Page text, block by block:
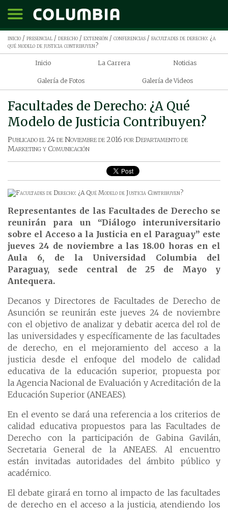
inicio / presencial / derecho / extensión / conferencias / facultades de derecho: ¿a
qué modelo de justicia contribuyen?
Inicio La Carrera Noticias
Galería de Fotos Galería de Videos
Facultades de Derecho: ¿A Qué
Modelo de Justicia Contribuyen?
Publicado el24 de Noviembre de 2016 porDepartamento de
Marketing y Comunicación
Representantes de las Facultades de Derecho se
reunirán para un “Diálogo interuniversitario
sobre el Acceso a la Justicia en el Paraguay” este
jueves 24 de noviembre a las 18.00 horas en el
Aula 6, de la Universidad Columbia del
Paraguay,
sede central de
25 de Mayo y
Antequera.
Decanos y Directores de Facultades de Derecho de
Asunción se reunirán este jueves 24 de noviembre
con el objetivo de analizar y debatir acerca del rol de
las universidades y específicamente de las facultades
de derecho, en el mejoramiento del acceso a la
justicia desde el enfoque del modelo de calidad
educativa de la educación superior, propuesta por
la Agencia Nacional de Evaluación y Acreditación de la
Educación Superior (ANEAES).
En el evento se dará una referencia a los criterios de
calidad educativa propuestos para las Facultades de
Derecho con la participación de Gabina Gavilán,
Secretaria General de la ANEAES. Al encuentro
están invitadas autoridades del ámbito público y
académico.
El debate girará en torno al impacto de las facultades
de derecho en el acceso a la justicia, atendiendo los